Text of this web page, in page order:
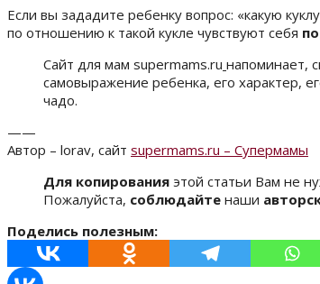
Если вы зададите ребенку вопрос: «какую
по отношению к такой кукле чувствуют себя
Сайт для мам supermams.ru напоминает,
самовыражение ребенка, его характер,
чадо.
——
Автор – lorav, сайт supermams.ru – Супермамы
Для копирования этой статьи Вам не
Пожалуйста, соблюдайте наши
Поделись полезным: